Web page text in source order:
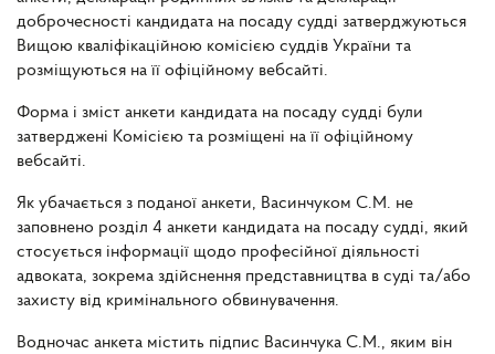
доброчесності кандидата на посаду судді затверджуються
Вищою кваліфікаційною комісією суддів України та
розміщуються на її офіційному вебсайті.
Форма і зміст анкети кандидата на посаду судді були
затверджені Комісією та розміщені на її офіційному
вебсайті.
Як убачається з поданої анкети, Васинчуком С.М. не
заповнено розділ 4 анкети кандидата на посаду судді, який
стосується інформації щодо професійної діяльності
адвоката, зокрема здійснення представництва в суді та/або
захисту від кримінального обвинувачення.
Водночас анкета містить підпис Васинчука С.М., яким він